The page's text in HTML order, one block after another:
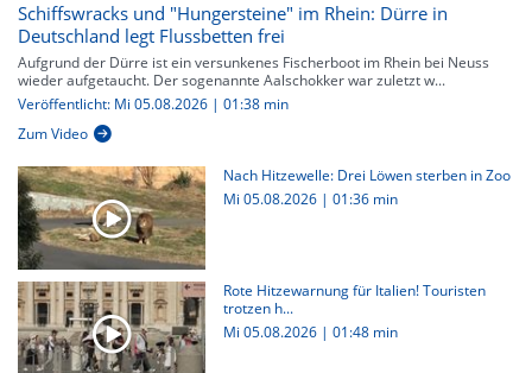
Schiffswracks und "Hungersteine" im Rhein: Dürre in
Deutschland legt Flussbetten frei
Aufgrund der Dürre ist ein versunkenes Fischerboot im Rhein bei Neuss
wieder aufgetaucht. Der sogenannte Aalschokker war zuletzt w...
Veröffentlicht: Mi 05.08.2026 | 01:38 min
Zum Video
Nach Hitzewelle: Drei Löwen sterben in Zoo
Mi 05.08.2026 | 01:36 min
Rote Hitzewarnung für Italien! Touristen
trotzen h...
Mi 05.08.2026 | 01:48 min